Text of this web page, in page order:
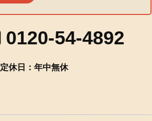
0120-54-4892
定休日：年中無休